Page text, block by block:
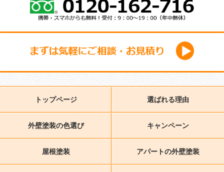
トップページ 選ばれる理由
外壁塗装の色選び キャンペーン
屋根塗装 アパートの外壁塗装